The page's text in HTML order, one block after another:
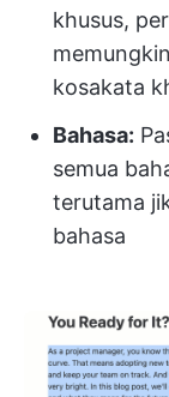
khusus,
kosakata
Bahasa:
semua
terutama
bahasa